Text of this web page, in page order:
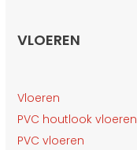
VLOEREN
Vloeren
PVC houtlook vloeren
PVC vloeren